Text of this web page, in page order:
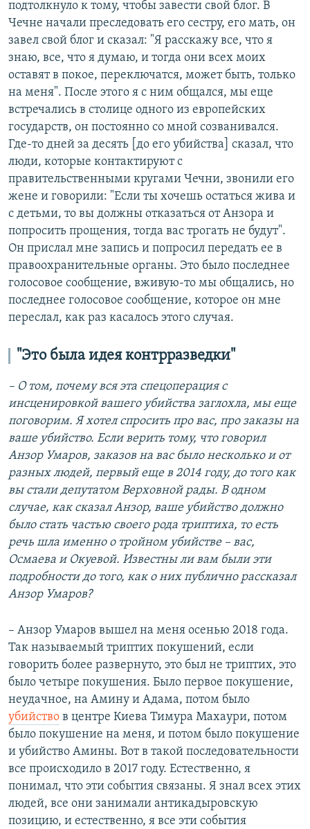
подтолкнуло к тому, чтобы завести свой блог. В
Чечне начали преследовать его сестру, его мать, он
завел свой блог и сказал: "Я расскажу все, что я
знаю, все, что я думаю, и тогда они всех моих
оставят в покое, переключатся, может быть, только
на меня". После этого я с ним общался, мы еще
встречались в столице одного из европейских
государств, он постоянно со мной созванивался.
Где-то дней за десять [до его убийства] сказал, что
люди, которые контактируют с
правительственными кругами Чечни, звонили его
жене и говорили: "Если ты хочешь остаться жива и
с детьми, то вы должны отказаться от Анзора и
попросить прощения, тогда вас трогать не будут".
Он прислал мне запись и попросил передать ее в
правоохранительные органы. Это было последнее
голосовое сообщение, вживую-то мы общались, но
последнее голосовое сообщение, которое он мне
переслал, как раз касалось этого случая.
"Это была идея контрразведки"
– О том, почему вся эта спецоперация с
инсценировкой вашего убийства заглохла, мы еще
поговорим. Я хотел спросить про вас, про заказы на
ваше убийство. Если верить тому, что говорил
Анзор Умаров, заказов на вас было несколько и от
разных людей, первый еще в 2014 году, до того как
вы стали депутатом Верховной рады. В одном
случае, как сказал Анзор, ваше убийство должно
было стать частью своего рода триптиха, то есть
речь шла именно о тройном убийстве – вас,
Осмаева и Окуевой. Известны ли вам были эти
подробности до того, как о них публично рассказал
Анзор Умаров?
– Анзор Умаров вышел на меня осенью 2018 года.
Так называемый триптих покушений, если
говорить более развернуто, это был не триптих, это
было четыре покушения. Было первое покушение,
неудачное, на Амину и Адама, потом было
убийство в центре Киева Тимура Махаури, потом
было покушение на меня, и потом было покушение
и убийство Амины. Вот в такой последовательности
все происходило в 2017 году. Естественно, я
понимал, что эти события связаны. Я знал всех этих
людей, все они занимали антикадыровскую
позицию, и естественно, я все эти события